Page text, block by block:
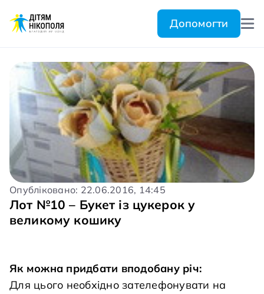
Допомогти
Опубліковано: 22.06.2016, 14:45
Лот №10 – Букет із цукерок у
великому кошику
Як можна придбати вподобану річ:
Для цього необхідно зателефонувати на